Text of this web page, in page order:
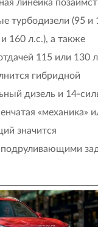
линейка
турбодизели (95 и
160 л.с.), а также
115 или 130
гибридной
дизель и 14-
«механика»
значится
подруливающими